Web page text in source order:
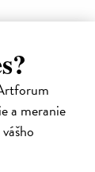
a meranie
kde se
který
jeho tým.